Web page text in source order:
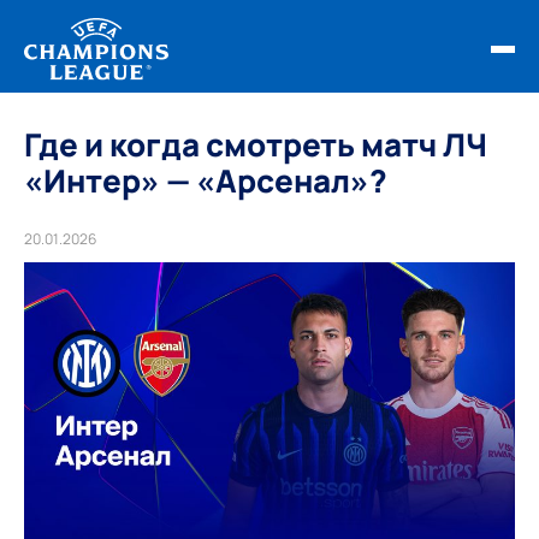
ОБЗОРЫ ЛЧ УЕФА
НОВОСТИ
РАСПИСАНИЕ
Где и когда смотреть матч ЛЧ
«Интер» — «Арсенал»?
20.01.2026